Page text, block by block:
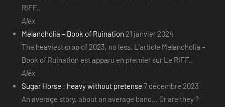
RIFF..
Alex
Melancholia – Book of Ruination 21 janvier 2024
The heaviest drop of 2023, no less. L’article Melancholia –
Book of Ruination est apparu en premier sur Le RIFF..
Alex
Sugar Horse : heavy without pretense 7 décembre 2023
An average story, about an average band... Or are they ?